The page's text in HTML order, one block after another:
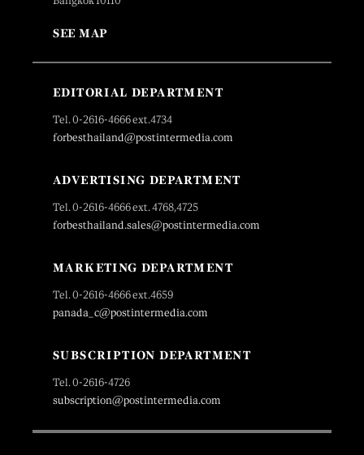
SEE MAP
EDITORIAL DEPARTMENT
Tel. 0-2616-4666 ext.4734
forbesthailand@postintermedia.com
ADVERTISING DEPARTMENT
Tel. 0-2616-4666 ext. 4768,4725
forbesthailand.sales@postintermedia.com
MARKETING DEPARTMENT
Tel. 0-2616-4666 ext.4659
panada_c@postintermedia.com
SUBSCRIPTION DEPARTMENT
Tel. 0-2616-4726
subscription@postintermedia.com